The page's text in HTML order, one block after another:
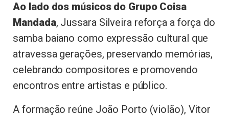
Ao lado dos músicos do Grupo Coisa
Mandada, Jussara Silveira reforça a força do
samba baiano como expressão cultural que
atravessa gerações, preservando memórias,
celebrando compositores e promovendo
encontros entre artistas e público.
A formação reúne João Porto (violão), Vitor